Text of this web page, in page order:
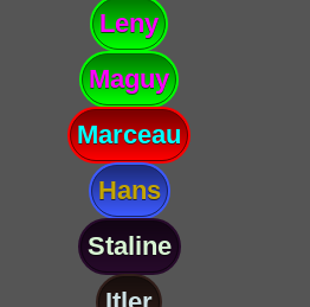
Leny
Maguy
Marceau
Hans
Staline